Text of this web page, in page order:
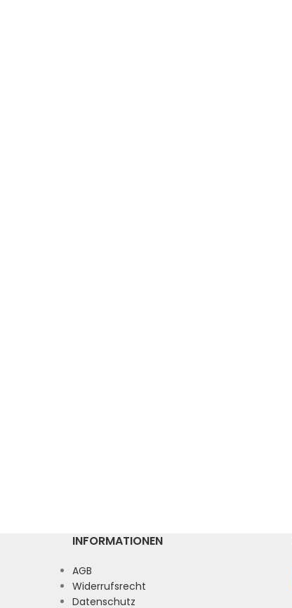
INFORMATIONEN
AGB
Widerrufsrecht
Datenschutz